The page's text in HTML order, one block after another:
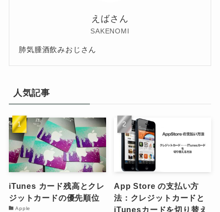
えばさん
SAKENOMI
肺気腫酒飲みおじさん
人気記事
iTunes カード残高とクレ
ジットカードの優先順位
Apple
App Store の支払い方
法：クレジットカードと
iTunesカードを切り替え